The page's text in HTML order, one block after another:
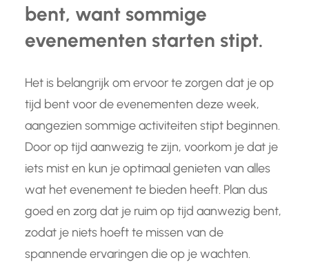
bent, want sommige
evenementen starten stipt.
Het is belangrijk om ervoor te zorgen dat je op
tijd bent voor de evenementen deze week,
aangezien sommige activiteiten stipt beginnen.
Door op tijd aanwezig te zijn, voorkom je dat je
iets mist en kun je optimaal genieten van alles
wat het evenement te bieden heeft. Plan dus
goed en zorg dat je ruim op tijd aanwezig bent,
zodat je niets hoeft te missen van de
spannende ervaringen die op je wachten.